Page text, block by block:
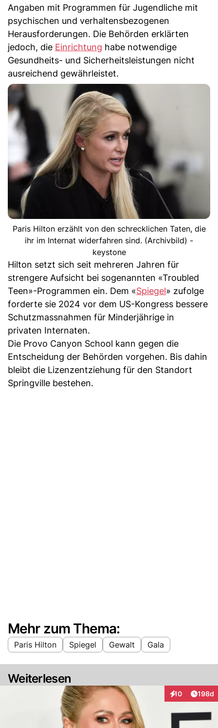
Angaben mit Programmen für Jugendliche mit
psychischen und verhaltensbezogenen
Herausforderungen. Die Behörden erklärten
jedoch, die Einrichtung habe notwendige
Gesundheits- und Sicherheitsleistungen nicht
ausreichend gewährleistet.
Paris Hilton erzählt von den schrecklichen Taten, die
ihr im Internat widerfahren sind. (Archivbild) -
keystone
Hilton setzt sich seit mehreren Jahren für
strengere Aufsicht bei sogenannten «Troubled
Teen»-Programmen ein. Dem «Spiegel» zufolge
forderte sie 2024 vor dem US-Kongress bessere
Schutzmassnahmen für Minderjährige in
privaten Internaten.
Die Provo Canyon School kann gegen die
Entscheidung der Behörden vorgehen. Bis dahin
bleibt die Lizenzentziehung für den Standort
Springville bestehen.
Mehr zum Thema:
Paris Hilton Spiegel Gewalt Gala
Weiterlesen
10
Interaktionen
198d